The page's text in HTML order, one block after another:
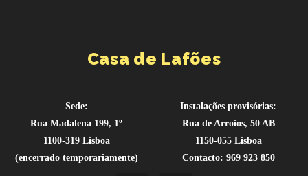
Casa de Lafões
Sede:
Rua Madalena 199, 1º
1100-319 Lisboa
(encerrado temporariamente)
Instalações provisórias:
Rua de Arroios, 50 AB
1150-055 Lisboa
Contacto: 969 923 850